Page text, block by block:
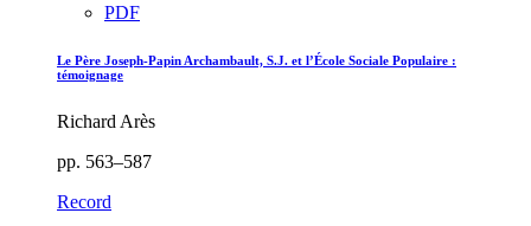
PDF
Le Père Joseph-Papin Archambault, S.J. et l’École Sociale Populaire :
témoignage
Richard Arès
pp. 563–587
Record